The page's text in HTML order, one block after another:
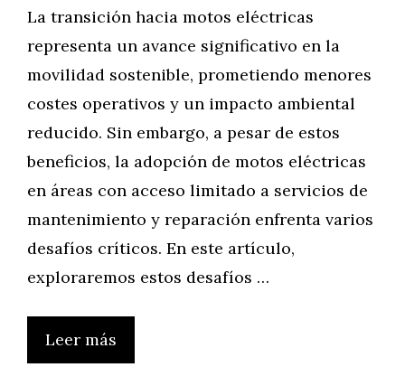
La transición hacia motos eléctricas
representa un avance significativo en la
movilidad sostenible, prometiendo menores
costes operativos y un impacto ambiental
reducido. Sin embargo, a pesar de estos
beneficios, la adopción de motos eléctricas
en áreas con acceso limitado a servicios de
mantenimiento y reparación enfrenta varios
desafíos críticos. En este artículo,
exploraremos estos desafíos …
Leer más